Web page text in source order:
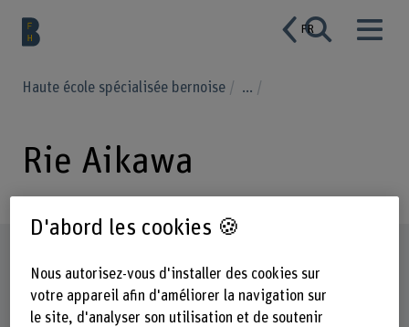
FR
Haute école spécialisée bernoise ...
Rie Aikawa
D'abord les cookies 🍪
Nous autorisez-vous d'installer des cookies sur
votre appareil afin d'améliorer la navigation sur
le site, d'analyser son utilisation et de soutenir